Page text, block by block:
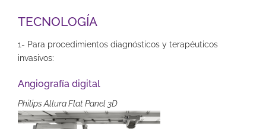
TECNOLOGÍA
1- Para procedimientos diagnósticos y terapéuticos
invasivos:
Angiografía digital
Philips Allura Flat Panel 3D